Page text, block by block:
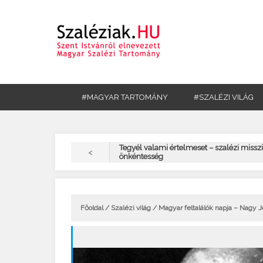
#MAGYAR TARTOMÁNY #SZALÉZI VILÁG
<
Tegyél valami értelmeset – szalézi
önkéntesség
Főoldal/ Szalézi világ / Magyar feltalálók napja – Nagy